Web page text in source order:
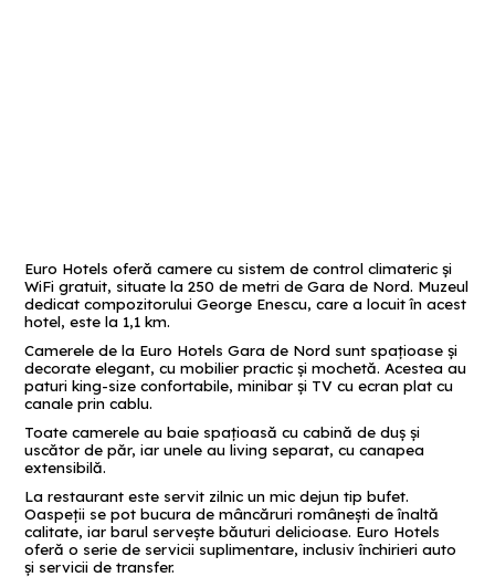
Euro Hotels oferă camere cu sistem de control climateric și
WiFi gratuit, situate la 250 de metri de Gara de Nord. Muzeul
dedicat compozitorului George Enescu, care a locuit în acest
hotel, este la 1,1 km.
Camerele de la Euro Hotels Gara de Nord sunt spaţioase şi
decorate elegant, cu mobilier practic şi mochetă. Acestea au
paturi king-size confortabile, minibar şi TV cu ecran plat cu
canale prin cablu.
Toate camerele au baie spaţioasă cu cabină de duş şi
uscător de păr, iar unele au living separat, cu canapea
extensibilă.
La restaurant este servit zilnic un mic dejun tip bufet.
Oaspeţii se pot bucura de mâncăruri româneşti de înaltă
calitate, iar barul serveşte băuturi delicioase. Euro Hotels
oferă o serie de servicii suplimentare, inclusiv închirieri auto
şi servicii de transfer.